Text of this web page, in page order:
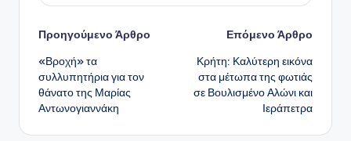
Πλοήγηση
δημοσιεύσεων
Προηγούμενο Άρθρο
«Βροχή» τα
συλλυπητήρια για τον
θάνατο της Μαρίας
Αντωνογιαννάκη
Επόμενο Άρθρο
Κρήτη: Καλύτερη εικόνα
στα μέτωπα της φωτιάς
σε Βουλισμένο Αλώνι και
Ιεράπετρα